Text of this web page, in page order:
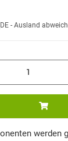
- Ausland
werden